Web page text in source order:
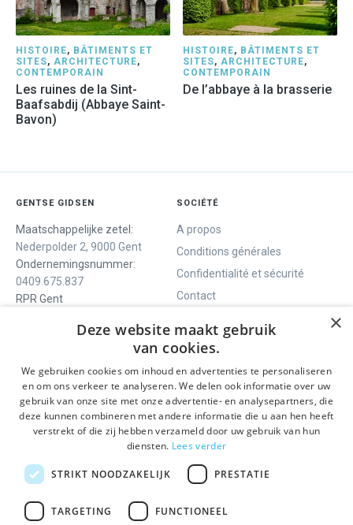
HISTOIRE, BÂTIMENTS ET
SITES, ARCHITECTURE,
CONTEMPORAIN
Les ruines de la Sint-
Baafsabdij (Abbaye Saint-
Bavon)
HISTOIRE, BÂTIMENTS ET
SITES, ARCHITECTURE,
CONTEMPORAIN
De l’abbaye à la brasserie
GENTSE GIDSEN
Maatschappelijke zetel:
Nederpolder 2, 9000 Gent
Ondernemingsnummer:
0409.675.837
RPR Gent
SOCIÉTÉ
A propos
Conditions générales
Confidentialité et sécurité
Contact
Visites guidées
Gand en un jour
Visite guidée du centre
Activités
SOCIALS
Facebook
Instagram
LinkedIn
RESTEZ INFORMÉ
×
Deze website maakt gebruik
van cookies.
We gebruiken cookies om inhoud en advertenties te personaliseren
en om ons verkeer te analyseren. We delen ook informatie over uw
gebruik van onze site met onze advertentie- en analysepartners, die
deze kunnen combineren met andere informatie die u aan hen heeft
verstrekt of die zij hebben verzameld door uw gebruik van hun
diensten. Lees verder
STRIKT NOODZAKELIJK PRESTATIE
TARGETING FUNCTIONEEL